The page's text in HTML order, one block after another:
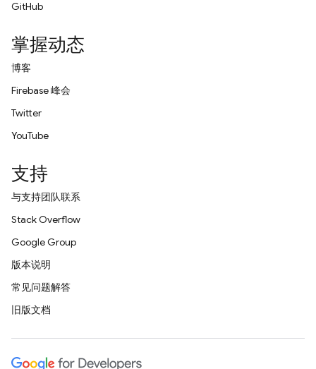
GitHub
掌握动态
博客
Firebase 峰会
Twitter
YouTube
支持
与支持团队联系
Stack Overflow
Google Group
版本说明
常见问题解答
旧版文档